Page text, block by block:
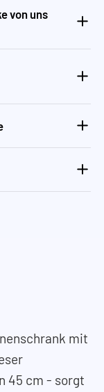
von uns
mit
45 cm - sorgt